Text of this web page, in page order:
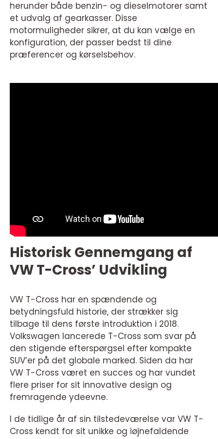
herunder både benzin- og dieselmotorer samt
et udvalg af gearkasser. Disse
motormuligheder sikrer, at du kan vælge en
konfiguration, der passer bedst til dine
præferencer og kørselsbehov.
Historisk Gennemgang af
VW T-Cross’ Udvikling
VW T-Cross har en spændende og
betydningsfuld historie, der strækker sig
tilbage til dens første introduktion i 2018.
Volkswagen lancerede T-Cross som svar på
den stigende efterspørgsel efter kompakte
SUV’er på det globale marked. Siden da har
VW T-Cross været en succes og har vundet
flere priser for sit innovative design og
fremragende ydeevne.
I de tidlige år af sin tilstedeværelse var VW T-
Cross kendt for sit unikke og iøjnefaldende